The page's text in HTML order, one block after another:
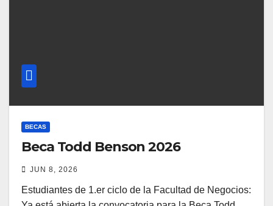
BECAS
Beca Todd Benson 2026
JUN 8, 2026
Estudiantes de 1.er ciclo de la Facultad de Negocios: